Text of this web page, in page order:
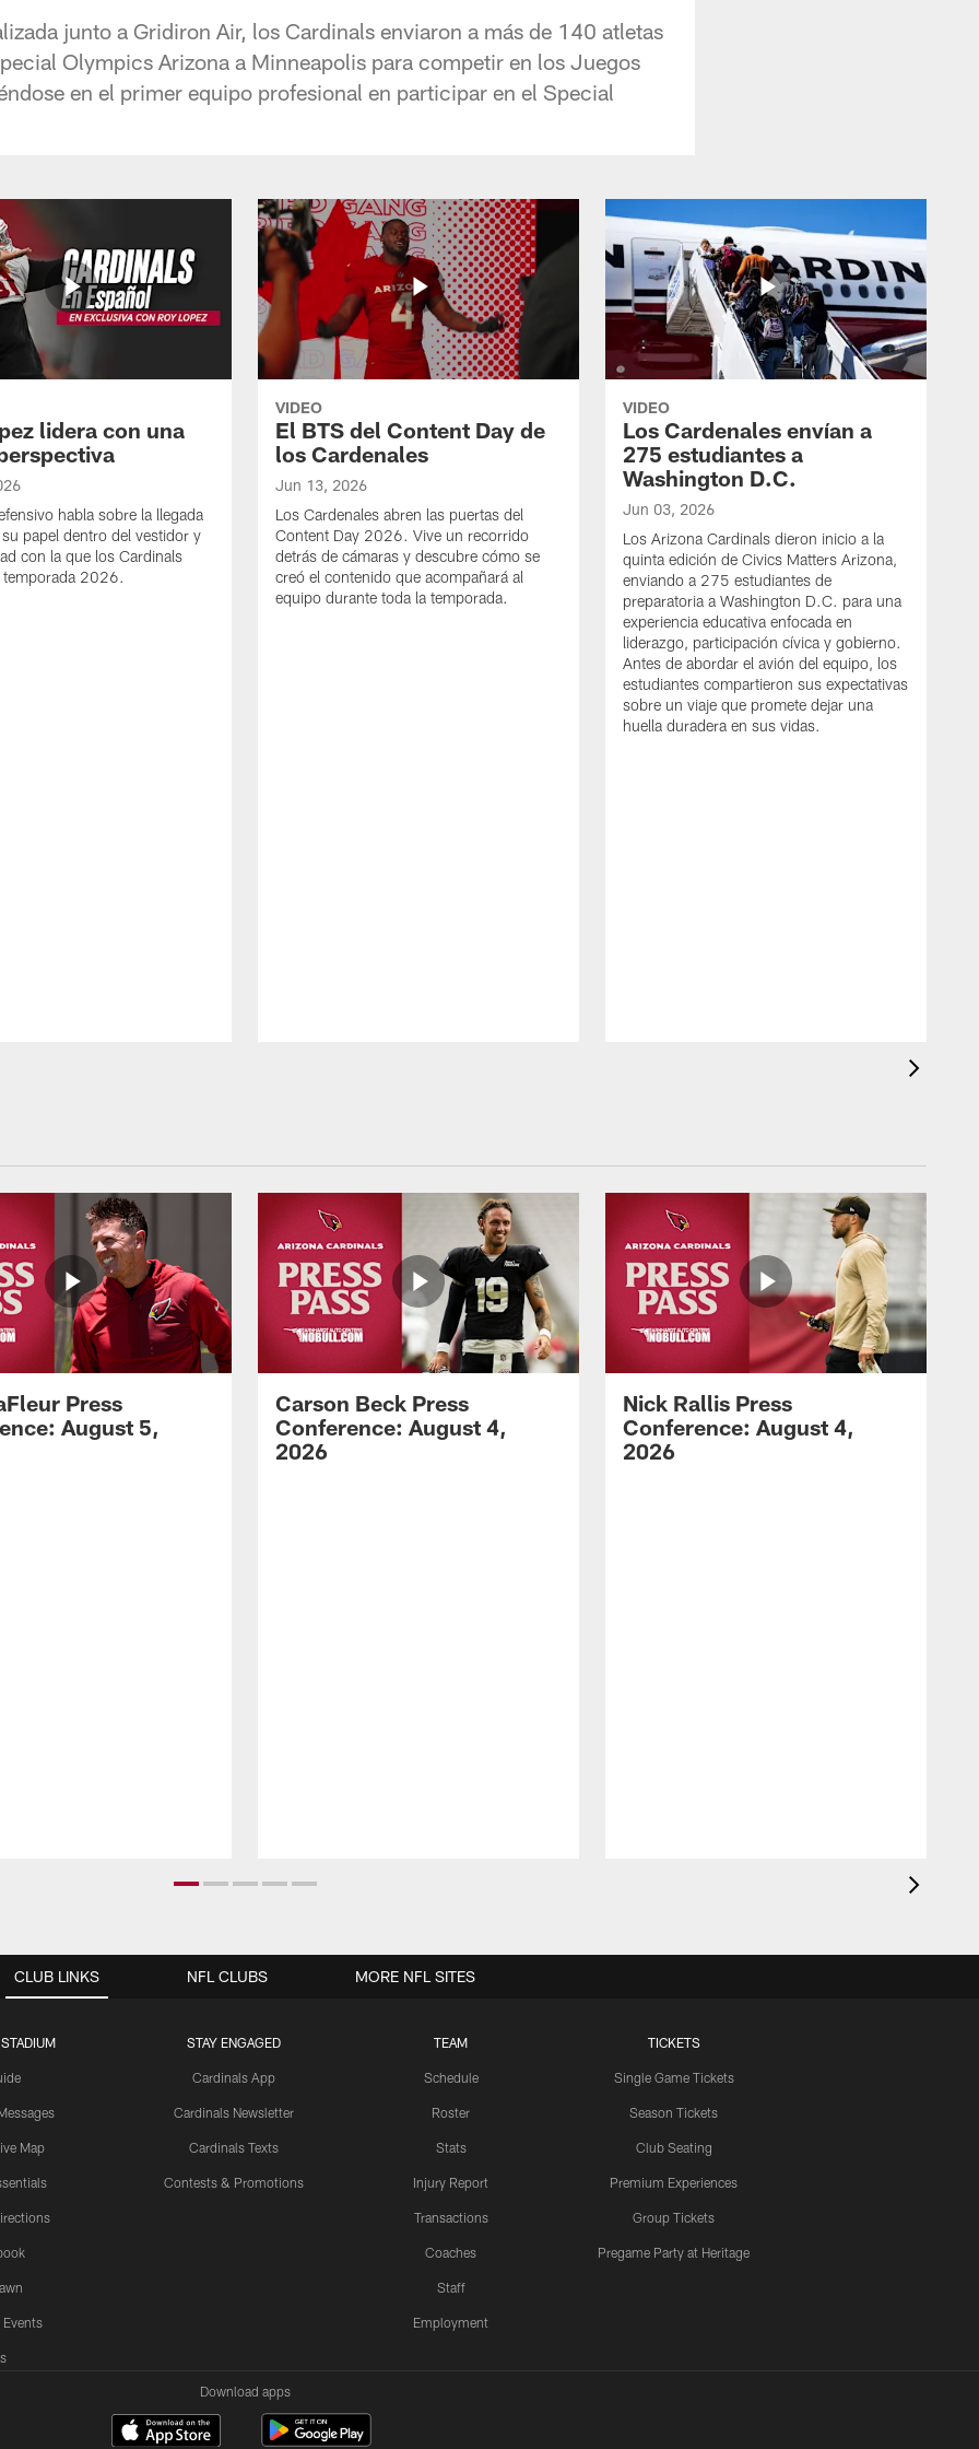
junto a Gridiron Air, los Cardinals enviaron a más de 140 atletas
Olympics Arizona a Minneapolis para competir en los Juegos
en el primer equipo profesional en participar en el Special
lidera con una
habla sobre la llegada
papel dentro del vestidor y
con la que los Cardinals
temporada 2026.
VIDEO
El BTS del Content Day de
los Cardenales
Jun 13, 2026
Los Cardenales abren las puertas del
Content Day 2026. Vive un recorrido
detrás de cámaras y descubre cómo se
creó el contenido que acompañará al
equipo durante toda la temporada.
VIDEO
Los Cardenales envían a
275 estudiantes a
Washington D.C.
Jun 03, 2026
Los Arizona Cardinals dieron inicio a la
quinta edición de Civics Matters Arizona,
enviando a 275 estudiantes de
preparatoria a Washington D.C. para una
experiencia educativa enfocada en
liderazgo, participación cívica y gobierno.
Antes de abordar el avión del equipo, los
estudiantes compartieron sus expectativas
sobre un viaje que promete dejar una
huella duradera en sus vidas.
Press
August 5,
Carson Beck Press
Conference: August 4,
2026
Nick Rallis Press
Conference: August 4,
2026
CLUB LINKS
Map
STAY ENGAGED
Cardinals App
Cardinals Newsletter
Cardinals Texts
Contests & Promotions
TEAM
Schedule
Roster
Stats
Injury Report
Transactions
Coaches
Staff
Employment
TICKETS
Single Game Tickets
Season Tickets
Club Seating
Premium Experiences
Group Tickets
Pregame Party at Heritage
NFL CLUBS MORE NFL SITES
Download apps